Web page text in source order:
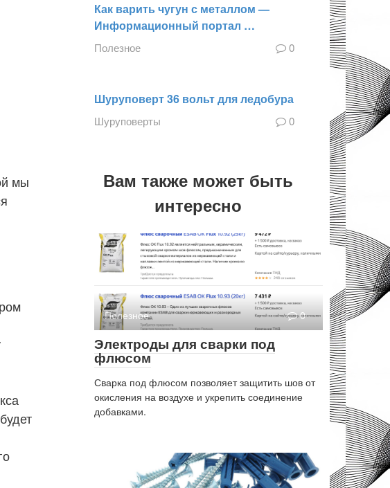
мы
Как варить чугун с металлом —
Информационный портал …
Полезное 0
Шуруповерт 36 вольт для ледобура
Шуруповерты 0
Вам также может быть
интересно
Полезное 0
Электроды для сварки под
флюсом
Сварка под флюсом позволяет защитить шов от
окисления на воздухе и укрепить соединение
добавками.